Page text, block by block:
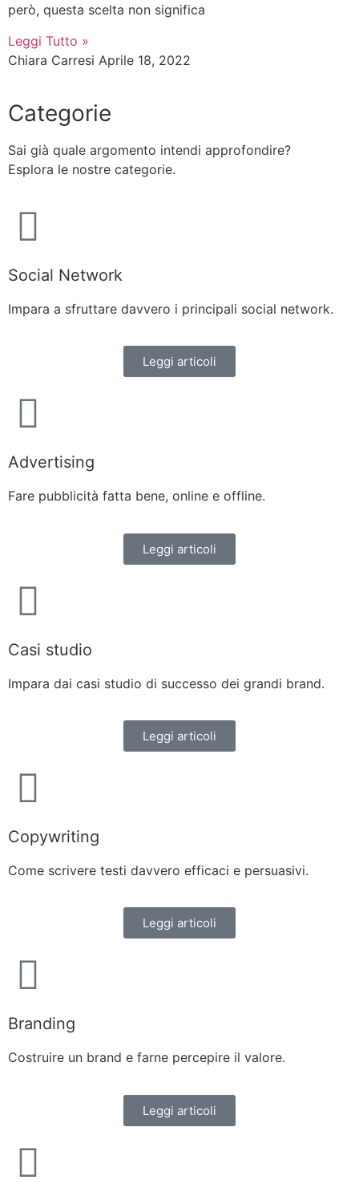
però, questa scelta non significa
Leggi Tutto »
Chiara Carresi Aprile 18, 2022
Categorie
Sai già quale argomento intendi approfondire?
Esplora le nostre categorie.
Social Network
Impara a sfruttare davvero i principali social network.
Leggi articoli
Advertising
Fare pubblicità fatta bene, online e offline.
Leggi articoli
Casi studio
Impara dai casi studio di successo dei grandi brand.
Leggi articoli
Copywriting
Come scrivere testi davvero efficaci e persuasivi.
Leggi articoli
Branding
Costruire un brand e farne percepire il valore.
Leggi articoli